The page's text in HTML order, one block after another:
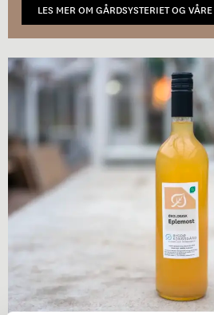
LES MER OM GÅRDSYSTERIET OG